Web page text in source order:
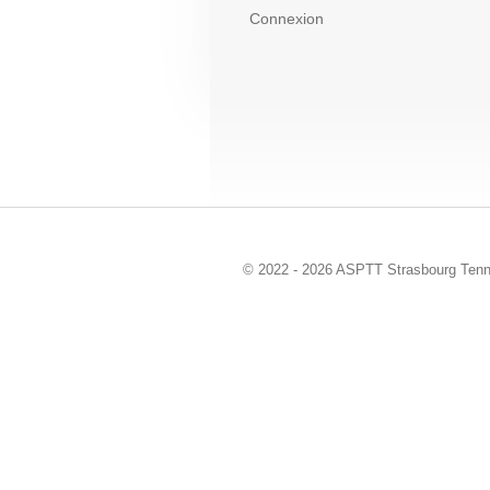
Connexion
© 2022 - 2026 ASPTT Strasbourg